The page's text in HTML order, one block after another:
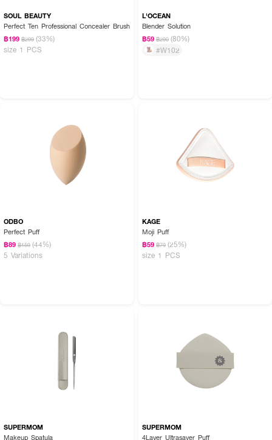
SOUL BEAUTY
Perfect Ten Professional Concealer Brush
฿199 ฿299 (33%)
size 1 PCS
L'OCEAN
Blender Solution
฿59 ฿290 (80%)
#W102
ODBO
Perfect Puff
฿89 ฿159 (44%)
5 Variations
KAGE
Moji Puff
฿59 ฿79 (25%)
size 1 PCS
SUPERMOM
Makeup Spatula
SUPERMOM
4Layer Ultrasaver Puff